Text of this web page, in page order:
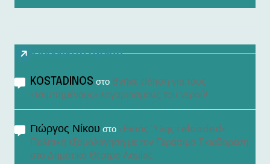
Πρόσφατα σχόλια
KOSTADINOS στο Βγήκε είδηση για τους
«τσιμπημένους» λογαριασμούς του νερού!
Γιώργος Νίκου στο «Εκτός Ύλης reloaded»:
Πολιτική εξομολόγηση με τον Γεράσιμο Σκιαδαρέση
στο Δημοτικό Θέατρο Λαμίας